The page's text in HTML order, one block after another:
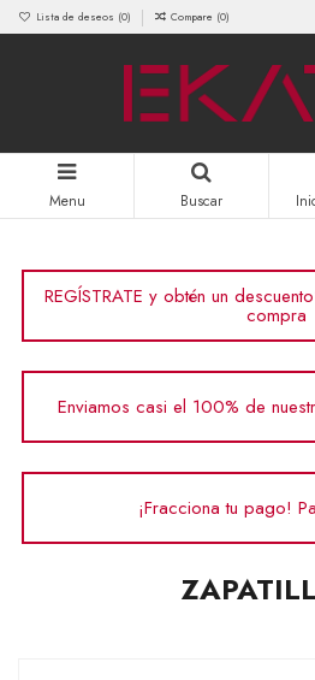
Lista de deseos (0) Compare (0)
Menu Buscar
REGÍSTRATE y obtén un
compra
Enviamos casi el 100% de
¡Fracciona tu pago!